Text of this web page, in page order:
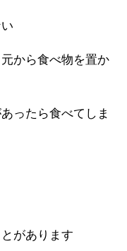
から食べ物を置か
ったら食べてしま
があります